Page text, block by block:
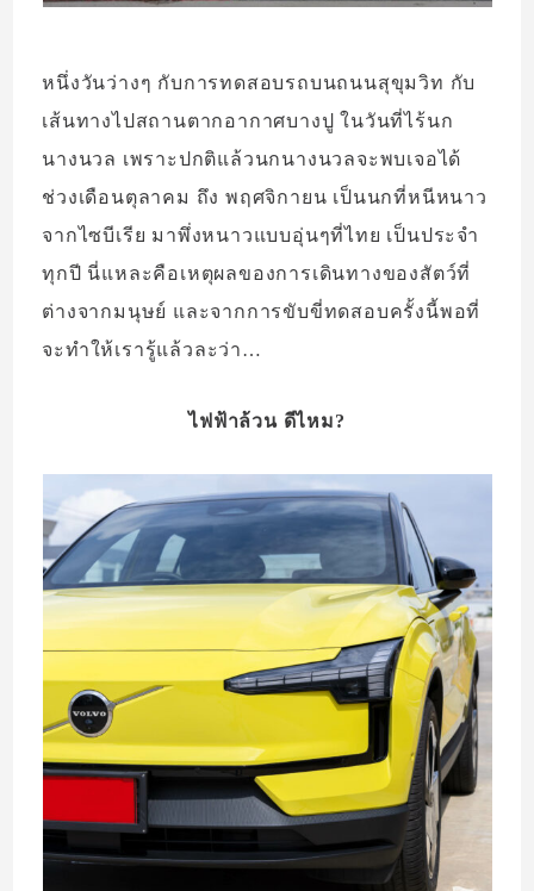
หนึ่งวันว่างๆ กับการทดสอบรถบนถนนสุขุมวิท กับ
เส้นทางไปสถานตากอากาศบางปู ในวันที่ไร้นก
นางนวล เพราะปกติแล้วนกนางนวลจะพบเจอได้
ช่วงเดือนตุลาคม ถึง พฤศจิกายน เป็นนกที่หนีหนาว
จากไซบีเรีย มาพึ่งหนาวแบบอุ่นๆที่ไทย เป็นประจำ
ทุกปี นี่แหละคือเหตุผลของการเดินทางของสัตว์ที่
ต่างจากมนุษย์ และจากการขับขี่ทดสอบครั้งนี้พอที่
จะทำให้เรารู้แล้วละว่า…
ไฟฟ้าล้วน ดีไหม?